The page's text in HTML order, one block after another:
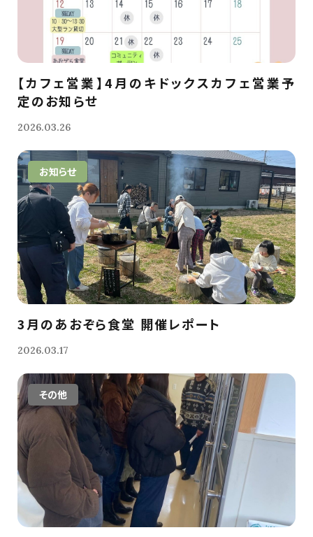
【カフェ営業】4月のキドックスカフェ営業予
定のお知らせ
2026.03.26
お知らせ
3月のあおぞら食堂 開催レポート
2026.03.17
その他